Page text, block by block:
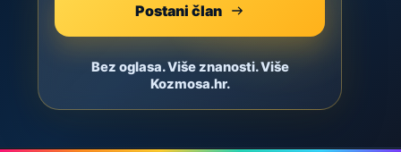
Postani član
Bez oglasa. Više znanosti. Više
Kozmosa.hr.